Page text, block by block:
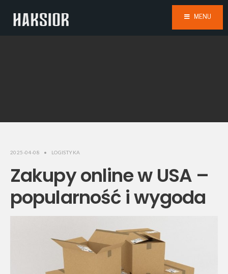
MENU
2025-04-08 • LOGISTYKA
Zakupy online w USA –
popularność i wygoda